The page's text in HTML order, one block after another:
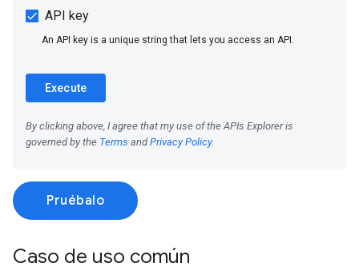
Pruébalo
Caso de uso común